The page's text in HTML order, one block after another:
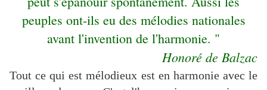
peuples ont-ils eu des mélodies nationales
avant l'invention de l'harmonie. "
Honoré de Balzac
Tout ce qui est mélodieux est en harmonie avec le